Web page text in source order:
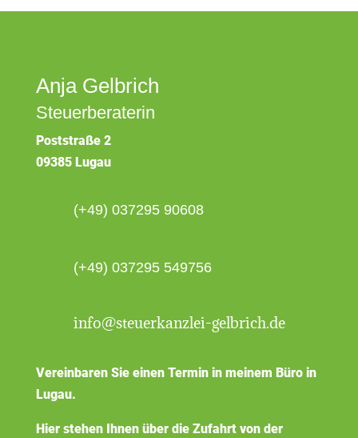
Anja Gelbrich
Steuerberaterin
Poststraße 2
09385 Lugau
(+49) 037295 90608
(+49) 037295 549756
info@steuerkanzlei-gelbrich.de
Vereinbaren Sie einen Termin in meinem Büro in
Lugau.
Hier stehen Ihnen über die Zufahrt von der